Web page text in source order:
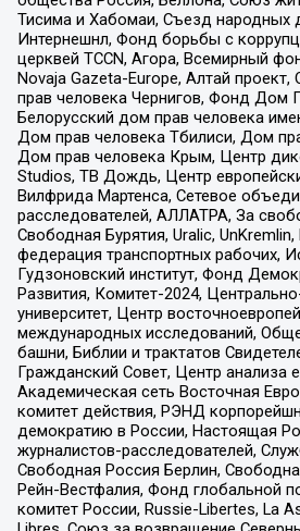
Тисима и Хабомаи, Съезд народных
Интернешнл, Фонд борьбы с
церквей TCCN, Агора, Всемирный
Novaja Gazeta-Europe, Алтай
прав человека Чернигов, Фонд Дом
Белорусский дом прав человека
Дом прав человека Тбилиси, Дом
Дом прав человека Крым, Центр
Studios, ТВ Дождь, Центр
Вилфрида Мартенса, Сетевое
расследователей, АЛЛАТРА, За
Свободная Бурятия, Uralic,
федерация транспортных рабочих,
Гудзоновский институт, Фонд
Развития, Комитет-2024,
университет, Центр
международных исследований,
башни, Библии и трактатов
Гражданский Совет, Центр анализа
Академическая сеть Восточная
комитет действия, РЭНД
демократию в России, Настоящая
журналистов-расследователей,
Свободная Россия Берлин,
Рейн-Вестфалия, Фонд глобальной
комитет России, Russie-Libertes, La